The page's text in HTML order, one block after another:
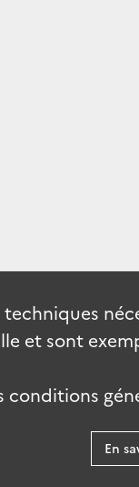
techniques
et sont
En